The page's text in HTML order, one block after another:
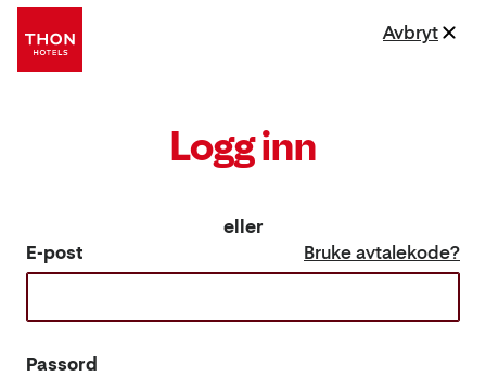
Logg inn
eller
E-post
Bruke avtalekode?
Passord
Avbryt